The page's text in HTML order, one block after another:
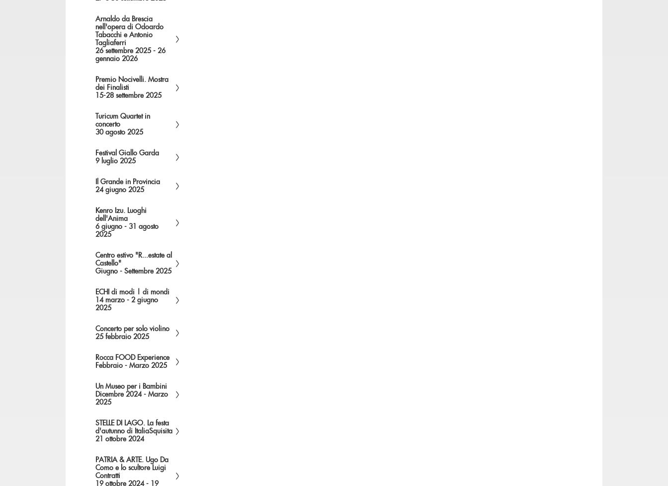
Arnaldo da Brescia
nell'opera di Odoardo
Tabacchi e Antonio
Tagliaferri
26 settembre 2025 - 26
gennaio 2026
Premio Nocivelli. Mostra
dei Finalisti
15-28 settembre 2025
Turicum Quartet in
concerto
30 agosto 2025
Festival Giallo Garda
9 luglio 2025
Il Grande in Provincia
24 giugno 2025
Kenro Izu. Luoghi
dell'Anima
6 giugno - 31 agosto
2025
Centro estivo "R...estate al
Castello"
Giugno - Settembre 2025
ECHI di modi | di mondi
14 marzo - 2 giugno
2025
Concerto per solo violino
25 febbraio 2025
Rocca FOOD Experience
Febbraio - Marzo 2025
Un Museo per i Bambini
Dicembre 2024 - Marzo
2025
STELLE DI LAGO. La festa
d'autunno di ItaliaSquisita
21 ottobre 2024
PATRIA & ARTE. Ugo Da
Como e lo scultore Luigi
Contratti
19 ottobre 2024 - 19